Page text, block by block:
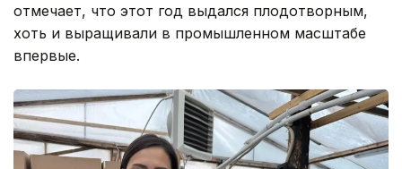
отмечает, что этот год выдался плодотворным,
хоть и выращивали в промышленном масштабе
впервые.